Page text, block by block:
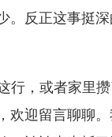
。反正这事挺
行，或者家里
欢迎留言聊聊